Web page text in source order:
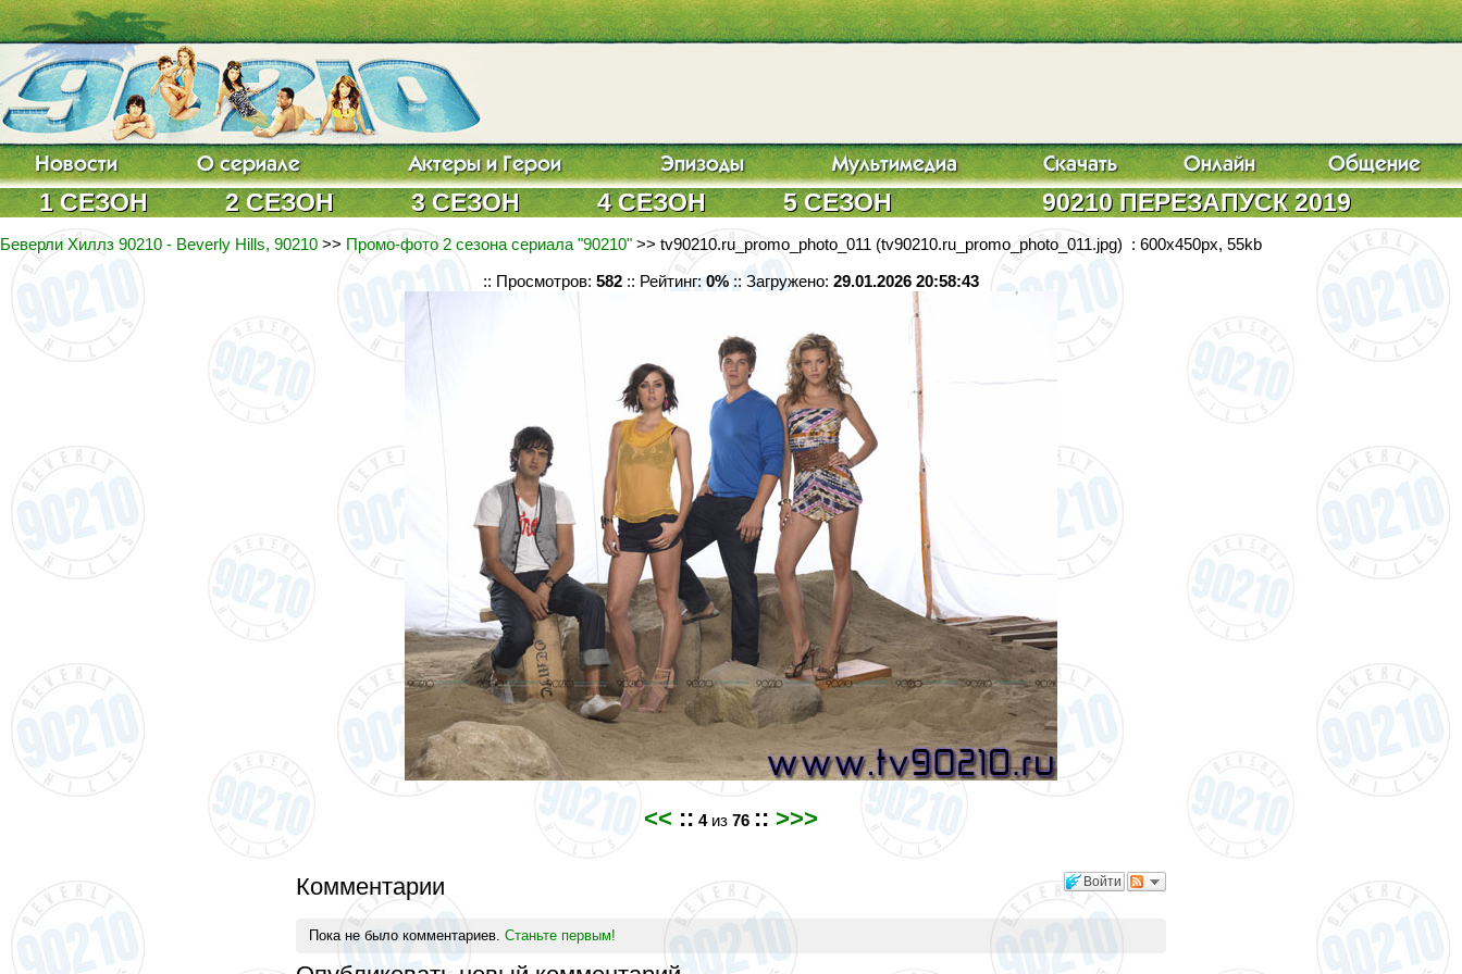
1 СЕЗОН 2 СЕЗОН 3 СЕЗОН 4 СЕЗОН 5 СЕЗОН 90210 ПЕРЕЗАПУСК 2019
Беверли Хиллз 90210 - Beverly Hills, 90210 >> Промо-фото 2 сезона сериала "90210" >> tv90210.ru_promo_photo_011 (tv90210.ru_promo_photo_011.jpg) : 600x450px, 55kb
:: Просмотров: 582 :: Рейтинг: 0% :: Загружено: 29.01.2026 20:58:43
<< :: 4из 76 :: >>>
Войти
Комментарии
Пока не было комментариев. Станьте первым!